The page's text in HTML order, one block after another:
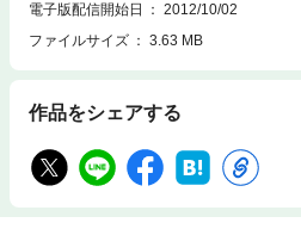
電子版配信開始日
2012/10/02
ファイルサイズ
3.63 MB
作品をシェアする